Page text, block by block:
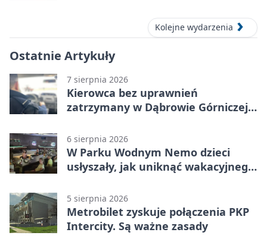
Kolejne wydarzenia
Ostatnie Artykuły
7 sierpnia 2026
Kierowca bez uprawnień
zatrzymany w Dąbrowie Górniczej.
6 sierpnia 2026
W Parku Wodnym Nemo dzieci
usłyszały, jak uniknąć wakacyjnego
5 sierpnia 2026
Metrobilet zyskuje połączenia PKP
Intercity. Są ważne zasady